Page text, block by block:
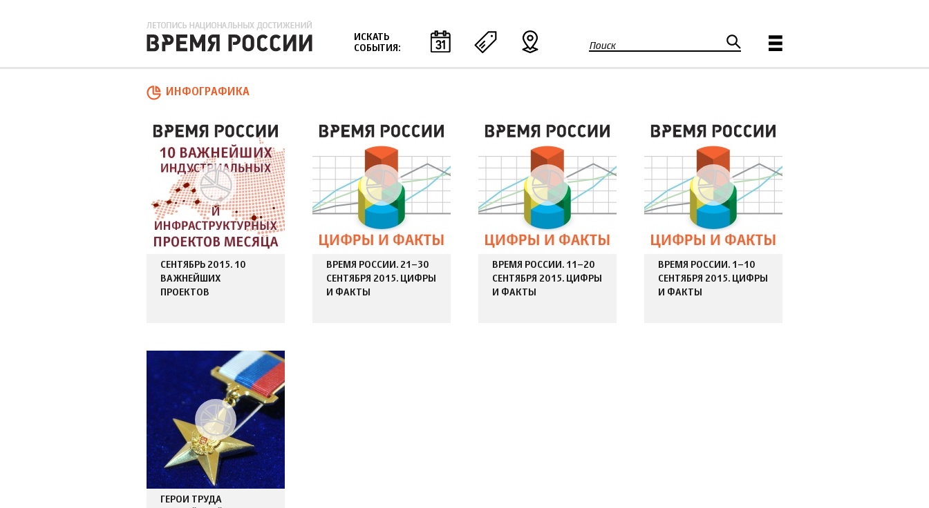
ИСКАТЬ
СОБЫТИЯ:
м
а
п
о
и
к
а
Поиск
ИНФОГРАФИКА
СЕНТЯБРЬ 2015. 10
ВАЖНЕЙШИХ
ПРОЕКТОВ
ВРЕМЯ РОССИИ. 21–30
СЕНТЯБРЯ 2015. ЦИФРЫ
И ФАКТЫ
ВРЕМЯ РОССИИ. 11–20
СЕНТЯБРЯ 2015. ЦИФРЫ
И ФАКТЫ
ВРЕМЯ РОССИИ. 1–10
СЕНТЯБРЯ 2015. ЦИФРЫ
И ФАКТЫ
ГЕРОИ ТРУДА
Страницы